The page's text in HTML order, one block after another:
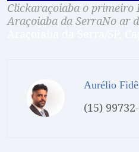
Clickaraçoiaba o primeiro
Araçoiaba da SerraNo ar
Aurélio
(15)